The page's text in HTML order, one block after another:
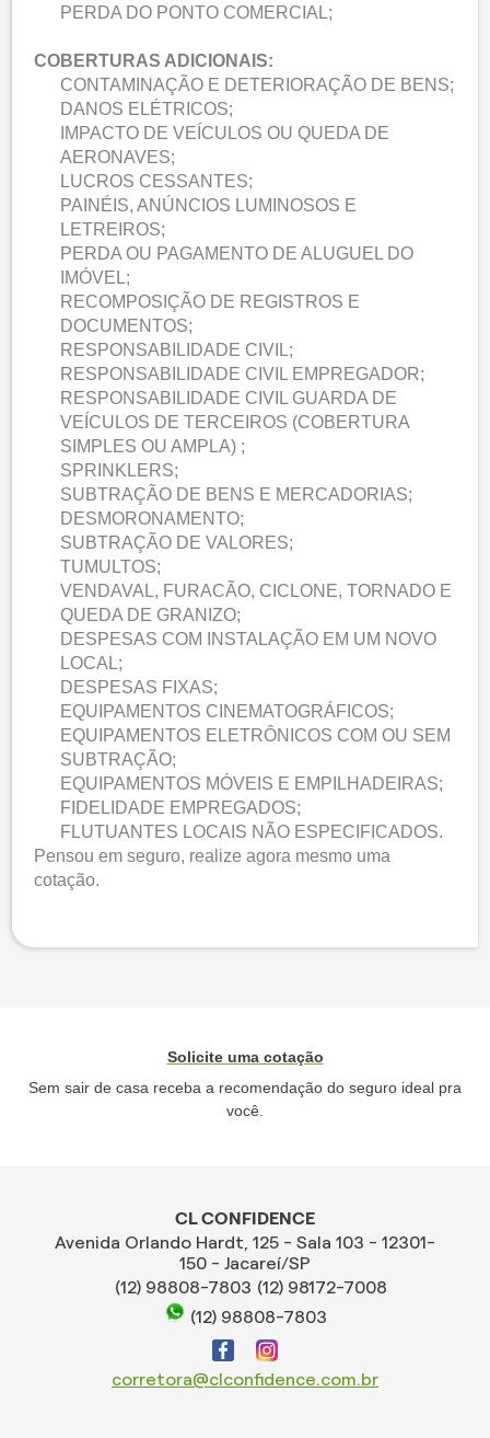
PERDA DO PONTO COMERCIAL;
COBERTURAS ADICIONAIS:
CONTAMINAÇÃO E DETERIORAÇÃO DE BENS;
DANOS ELÉTRICOS;
IMPACTO DE VEÍCULOS OU QUEDA DE
AERONAVES;
LUCROS CESSANTES;
PAINÉIS, ANÚNCIOS LUMINOSOS E
LETREIROS;
PERDA OU PAGAMENTO DE ALUGUEL DO
IMÓVEL;
RECOMPOSIÇÃO DE REGISTROS E
DOCUMENTOS;
RESPONSABILIDADE CIVIL;
RESPONSABILIDADE CIVIL EMPREGADOR;
RESPONSABILIDADE CIVIL GUARDA DE
VEÍCULOS DE TERCEIROS (COBERTURA
SIMPLES OU AMPLA) ;
SPRINKLERS;
SUBTRAÇÃO DE BENS E MERCADORIAS;
DESMORONAMENTO;
SUBTRAÇÃO DE VALORES;
TUMULTOS;
VENDAVAL, FURACÃO, CICLONE, TORNADO E
QUEDA DE GRANIZO;
DESPESAS COM INSTALAÇÃO EM UM NOVO
LOCAL;
DESPESAS FIXAS;
EQUIPAMENTOS CINEMATOGRÁFICOS;
EQUIPAMENTOS ELETRÔNICOS COM OU SEM
SUBTRAÇÃO;
EQUIPAMENTOS MÓVEIS E EMPILHADEIRAS;
FIDELIDADE EMPREGADOS;
FLUTUANTES LOCAIS NÃO ESPECIFICADOS.
Pensou em seguro, realize agora mesmo uma
cotação.
Solicite uma cotação
Sem sair de casa receba a recomendação do seguro ideal pra
você.
CL CONFIDENCE
Avenida Orlando Hardt, 125 - Sala 103 - 12301-
150 - Jacareí/SP
(12) 98808-7803 (12) 98172-7008
(12) 98808-7803
corretora@clconfidence.com.br